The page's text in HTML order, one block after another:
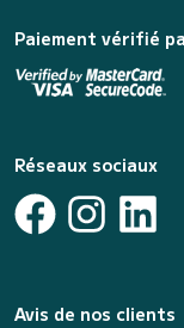
Paiement vérifié
Réseaux sociaux
Avis de nos clients